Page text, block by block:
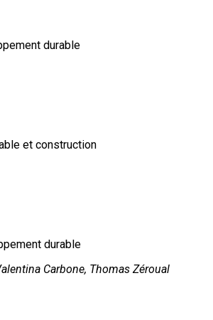
durable
et construction
durable
Carbone, Thomas Zéroual